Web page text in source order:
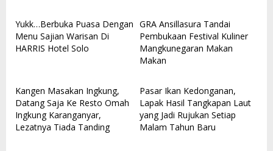
Yukk…Berbuka Puasa Dengan
Menu Sajian Warisan Di
HARRIS Hotel Solo
GRA Ansillasura Tandai
Pembukaan Festival Kuliner
Mangkunegaran Makan
Makan
Kangen Masakan Ingkung,
Datang Saja Ke Resto Omah
Ingkung Karanganyar,
Lezatnya Tiada Tanding
Pasar Ikan Kedonganan,
Lapak Hasil Tangkapan Laut
yang Jadi Rujukan Setiap
Malam Tahun Baru